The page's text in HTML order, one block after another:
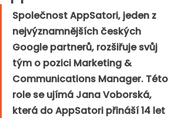
Společnost AppSatori, jeden z
nejvýznamnějších českých
Google partnerů, rozšiřuje svůj
tým o pozici Marketing &
Communications Manager. Této
role se ujímá Jana Voborská,
která do AppSatori přináší 14 let